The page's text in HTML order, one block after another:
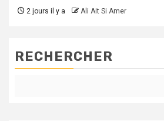
2 jours il y a Ali Ait Si Amer
RECHERCHER